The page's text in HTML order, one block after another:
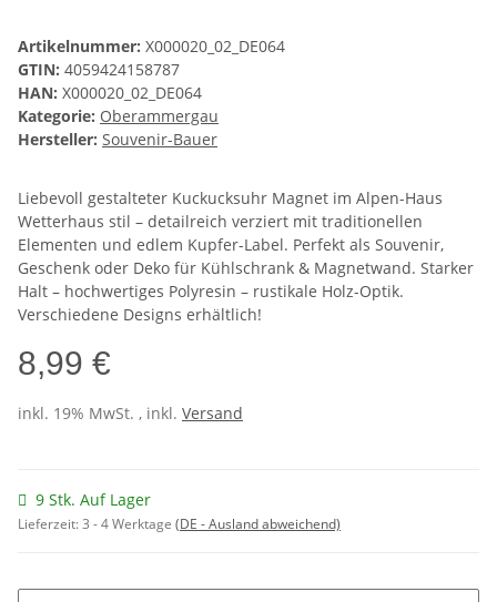
Artikelnummer: X000020_02_DE064
GTIN: 4059424158787
HAN: X000020_02_DE064
Kategorie: Oberammergau
Hersteller: Souvenir-Bauer
Liebevoll gestalteter Kuckucksuhr Magnet im Alpen-Haus
Wetterhaus stil – detailreich verziert mit traditionellen
Elementen und edlem Kupfer-Label. Perfekt als Souvenir,
Geschenk oder Deko für Kühlschrank & Magnetwand. Starker
Halt – hochwertiges Polyresin – rustikale Holz-Optik.
Verschiedene Designs erhältlich!
8,99 €
inkl. 19% MwSt. , inkl. Versand
9 Stk. Auf Lager
Lieferzeit:3 - 4 Werktage (DE - Ausland abweichend)